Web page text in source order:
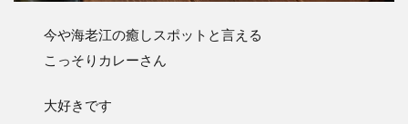
今や海老江の癒しスポットと言える
こっそりカレーさん
大好きです